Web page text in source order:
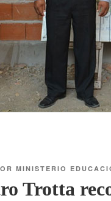
MINISTERIO
Trotta